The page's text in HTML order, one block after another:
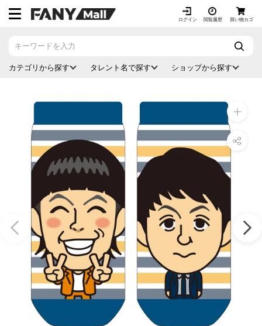
ログイン 閲覧履歴 買い物カゴ
カテゴリから探す タレント名で探す ショップから探す